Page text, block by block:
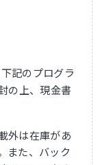
記のプログラ
の上、現金書
外は在庫があ
また、バック